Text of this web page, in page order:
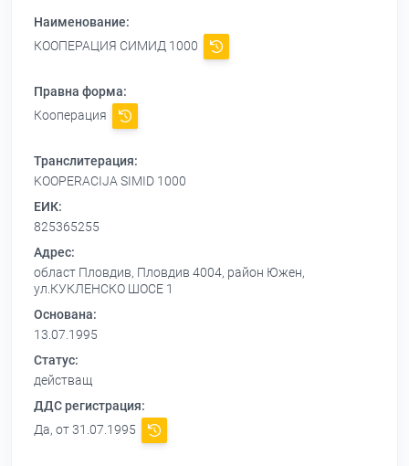
Наименование:
КООПЕРАЦИЯ СИМИД 1000
Правна форма:
Кооперация
Транслитерация:
KOOPERACIJA SIMID 1000
ЕИК:
825365255
Адрес:
област Пловдив, Пловдив 4004, район Южен,
ул.КУКЛЕНСКО ШОСЕ 1
Основана:
13.07.1995
Статус:
действащ
ДДС регистрация:
Да, от 31.07.1995